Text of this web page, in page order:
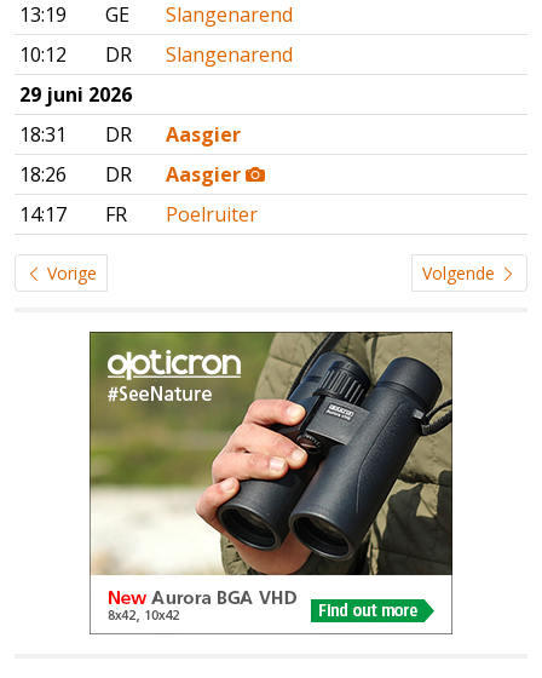
13:19
GE
Slangenarend
10:12
DR
Slangenarend
29 juni 2026
18:31
DR
Aasgier
18:26
DR
Aasgier
14:17
FR Poelruiter
Vorige Volgende